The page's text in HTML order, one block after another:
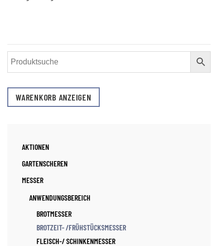
WARENKORB ANZEIGEN
AKTIONEN
GARTENSCHEREN
MESSER
ANWENDUNGSBEREICH
BROTMESSER
BROTZEIT- /FRÜHSTÜCKSMESSER
FLEISCH-/ SCHINKENMESSER